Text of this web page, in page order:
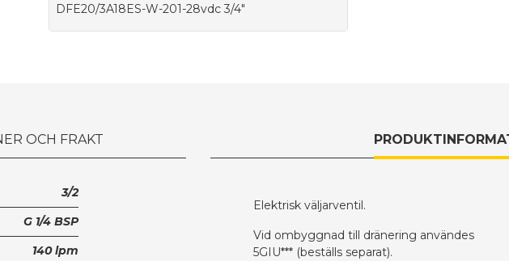
DFE20/3A18ES-W-201-28vdc 3/4"
OCH FRAKT
3/2
G 1/4 BSP
140 lpm
Elektrisk väljarventil.
Vid ombyggnad till dränering användes
5GIU*** (beställs separat).